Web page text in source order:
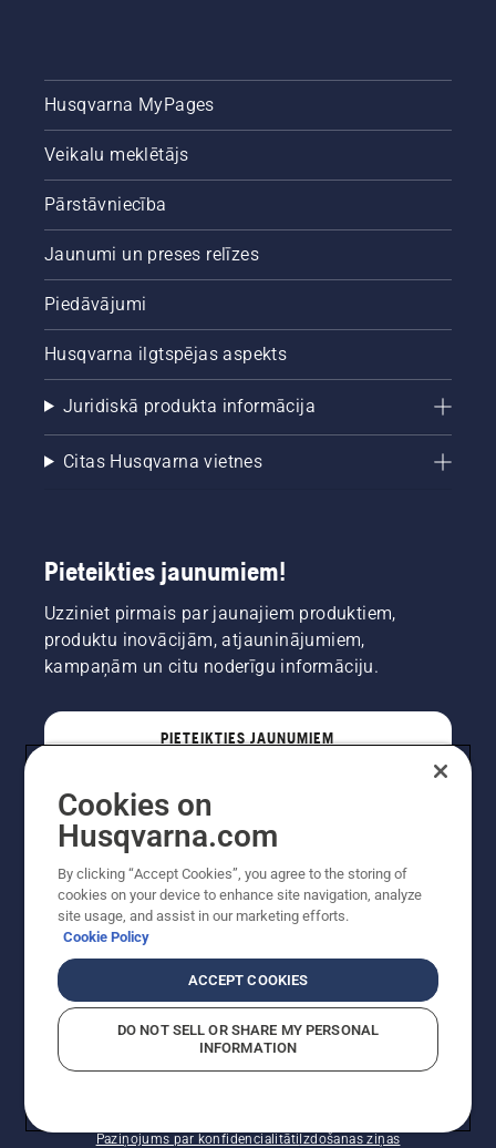
Husqvarna MyPages
Veikalu meklētājs
Pārstāvniecība
Jaunumi un preses relīzes
Piedāvājumi
Husqvarna ilgtspējas aspekts
Juridiskā produkta informācija
Citas Husqvarna vietnes
Pieteikties jaunumiem!
Uzziniet pirmais par jaunajiem produktiem,
produktu inovācijām, atjauninājumiem,
kampaņām un citu noderīgu informāciju.
PIETEIKTIES JAUNUMIEM
PROFESIONĀLIS
Autortiesības — 2022 Husqvarna AB (publ). Visas
Paziņojums par konfidencialitātiIzdošanas ziņas
Cookies on
Husqvarna.com
By clicking “Accept Cookies”, you agree to the storing of
cookies on your device to enhance site navigation, analyze
site usage, and assist in our marketing efforts.
Cookie Policy
ACCEPT COOKIES
DO NOT SELL OR SHARE MY PERSONAL
INFORMATION